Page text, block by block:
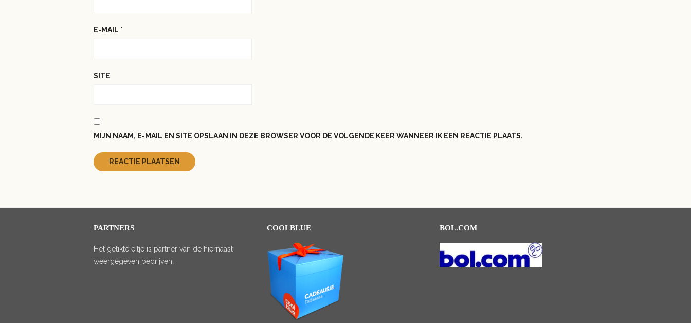
E-MAIL *
SITE
MIJN NAAM, E-MAIL EN SITE OPSLAAN IN DEZE BROWSER VOOR DE VOLGENDE KEER WANNEER IK EEN REACTIE PLAATS.
PARTNERS
Het getikte eitje is partner van de hiernaast
weergegeven bedrijven.
COOLBLUE BOL.COM